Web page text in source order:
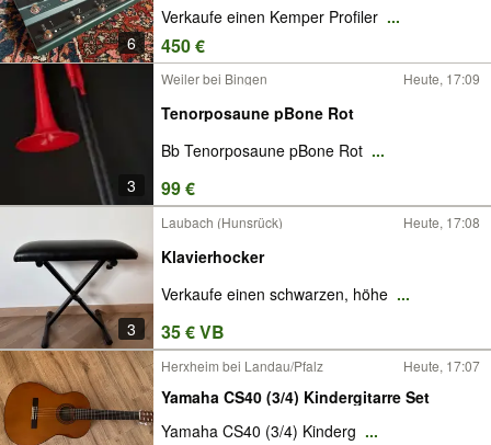
6
Verkaufe einen Kemper Profiler ...
450 €
3
Weiler bei Bingen Heute, 17:09
Tenorposaune pBone Rot
Bb Tenorposaune pBone Rot ...
99 €
3
Laubach (Hunsrück) Heute, 17:08
Klavierhocker
Verkaufe einen schwarzen, höhe ...
35 € VB
Herxheim bei Landau/Pfalz Heute, 17:07
Yamaha CS40 (3/4) Kindergitarre Set
Yamaha CS40 (3/4) Kinderg ...